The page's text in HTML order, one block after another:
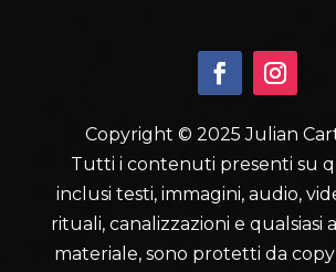
Copyright © 2025 Julian
Tutti i contenuti presenti su
inclusi testi, immagini, audio,
rituali, canalizzazioni e qualsiasi
materiale, sono protetti da